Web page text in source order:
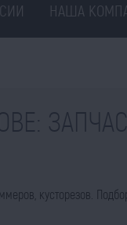
НАША
кусторезов.